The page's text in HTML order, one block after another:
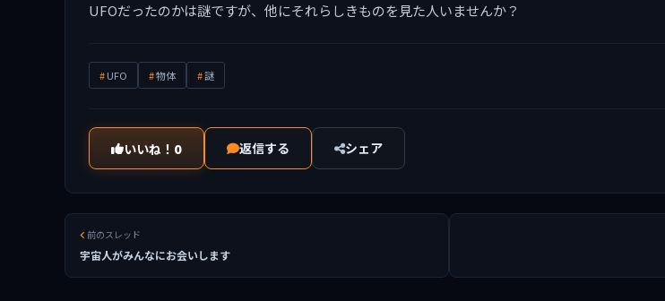
UFOだったのかは謎ですが、他にそれらしきものを見た人いませんか？
UFO 物体 謎
いいね！ 0 返信する シェア
前のスレッド
宇宙人がみんなにお会いします